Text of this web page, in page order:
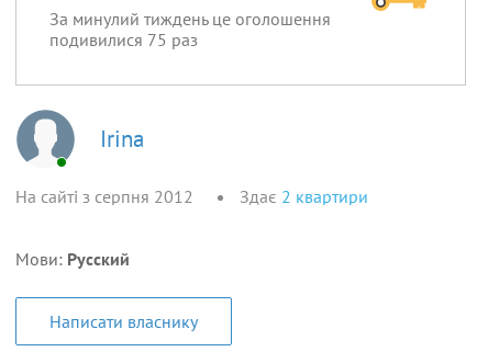
За минулий тиждень це оголошення
подивилися 75 раз
Irina
На сайті з серпня 2012 Здає 2 квартири
Мови: Русский
Написати власнику